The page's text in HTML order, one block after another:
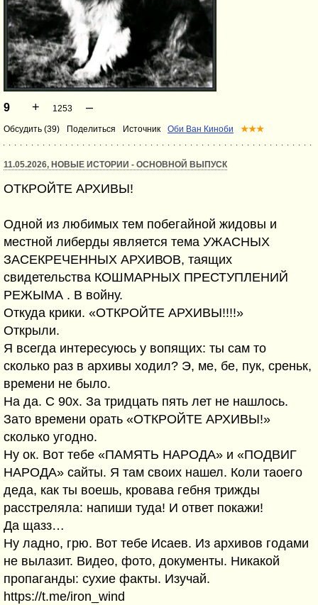
9 + 1253 –
Обсудить (39) Поделиться Источник Оби Ван Киноби ★★★
11.05.2026, НОВЫЕ ИСТОРИИ - ОСНОВНОЙ ВЫПУСК
ОТКРОЙТЕ АРХИВЫ!
Одной из любимых тем побегайной жидовы и
местной либерды является тема УЖАСНЫХ
ЗАСЕКРЕЧЕННЫХ АРХИВОВ, таящих
свидетельства КОШМАРНЫХ ПРЕСТУПЛЕНИЙ
РЕЖЫМА . В войну.
Откуда крики. «ОТКРОЙТЕ АРХИВЫ!!!!»
Открыли.
Я всегда интересуюсь у вопящих: ты сам то
сколько раз в архивы ходил? Э, ме, бе, пук, среньк,
времени не было.
На да. С 90х. За тридцать пять лет не нашлось.
Зато времени орать «ОТКРОЙТЕ АРХИВЫ!»
сколько угодно.
Ну ок. Вот тебе «ПАМЯТЬ НАРОДА» и «ПОДВИГ
НАРОДА» сайты. Я там своих нашел. Коли таоего
деда, как ты воешь, кровава гебня трижды
расстреляла: напиши туда! И ответ покажи!
Да щазз…
Ну ладно, грю. Вот тебе Исаев. Из архивов годами
не вылазит. Видео, фото, документы. Никакой
пропаганды: сухие факты. Изучай.
https://t.me/iron_wind